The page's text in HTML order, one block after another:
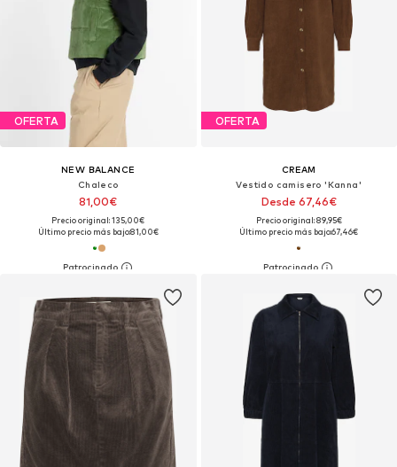
OFERTA
NEW BALANCE
Chaleco
81,00€
Precio original: 135,00€
Último precio más bajo:81,00€
OFERTA
CREAM
Vestido camisero 'Kanna'
Desde 67,46€
Precio original: 89,95€
Último precio más bajo:67,46€